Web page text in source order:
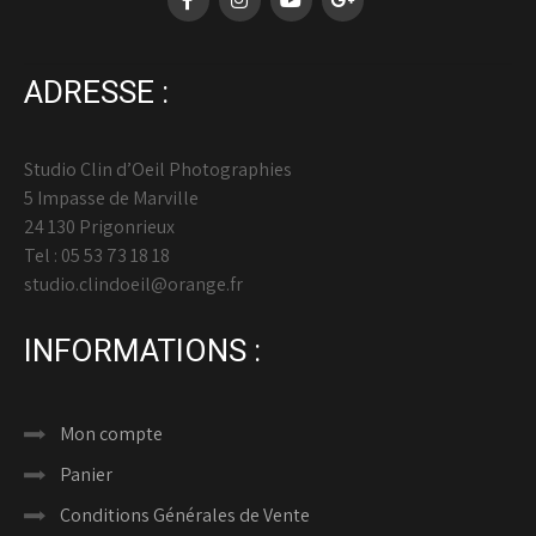
ADRESSE :
Studio Clin d’Oeil Photographies
5 Impasse de Marville
24 130 Prigonrieux
Tel : 05 53 73 18 18
studio.clindoeil@orange.fr
INFORMATIONS :
Mon compte
Panier
Conditions Générales de Vente